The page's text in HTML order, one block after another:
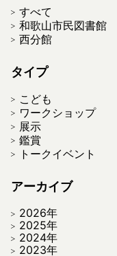
すべて
和歌山市民図書館
西分館
タイプ
こども
ワークショップ
展示
鑑賞
トークイベント
アーカイブ
2026年
2025年
2024年
2023年